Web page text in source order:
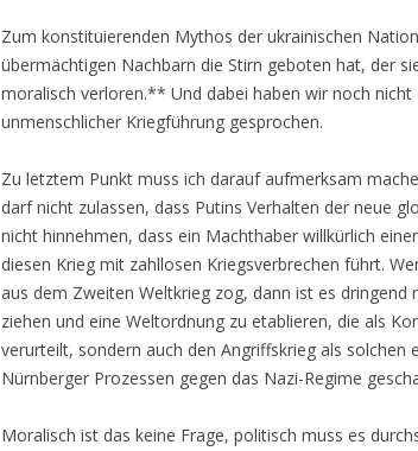
Zum konstituierenden Mythos der ukrainischen
übermächtigen Nachbarn die Stirn geboten hat, der
moralisch verloren.** Und dabei haben wir noch
unmenschlicher Kriegführung gesprochen.
Zu letztem Punkt muss ich darauf aufmerksam
darf nicht zulassen, dass Putins Verhalten der neue
nicht hinnehmen, dass ein Machthaber willkürlich
diesen Krieg mit zahllosen Kriegsverbrechen führt.
aus dem Zweiten Weltkrieg zog, dann ist es dringend
ziehen und eine Weltordnung zu etablieren, die als
verurteilt, sondern auch den Angriffskrieg als solchen
Nürnberger Prozessen gegen das Nazi-Regime
Moralisch ist das keine Frage, politisch muss es